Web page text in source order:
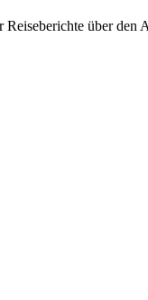
über den